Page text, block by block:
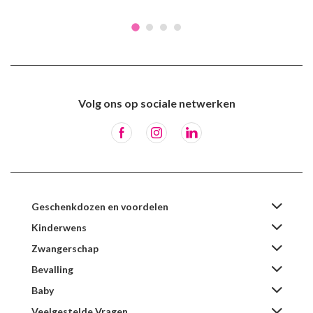
Volg ons op sociale netwerken
Geschenkdozen en voordelen
Kinderwens
Zwangerschap
Bevalling
Baby